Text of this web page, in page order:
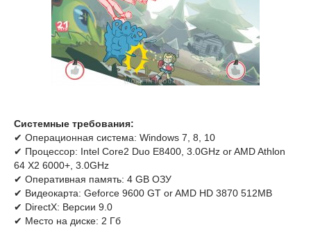
Системные требования:
✔ Операционная система: Windows 7, 8, 10
✔ Процессор: Intel Core2 Duo E8400, 3.0GHz or AMD Athlon
64 X2 6000+, 3.0GHz
✔ Оперативная память: 4 GB ОЗУ
✔ Видеокарта: Geforce 9600 GT or AMD HD 3870 512MB
✔ DirectX: Версии 9.0
✔ Место на диске: 2 Гб